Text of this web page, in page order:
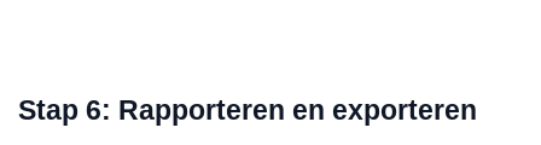
Stap 6: Rapporteren en exporteren